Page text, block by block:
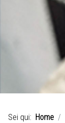
Sei qui: Home